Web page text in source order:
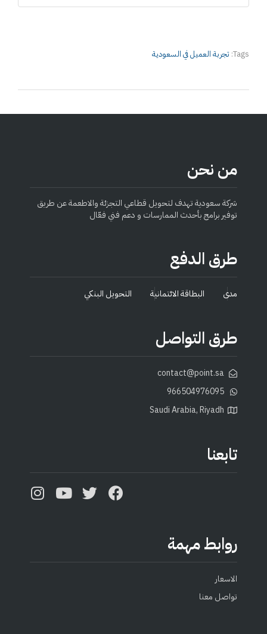
Tags: تجربة العميل في السعودية
من نحن
شركة سعودية تهدف لتحويل قطاعي التجزئة والاطعمة عن طريق
توفير برامج بأحدث الممارسات و دعم فني فعّال
طرق الدفع
مدى البطاقة الائتمانية التحويل البنكي
طرق التواصل
contact@point.sa
966504976095
Saudi Arabia, Riyadh
تابعنا
روابط مهمة
الاسعار
تواصل معنا